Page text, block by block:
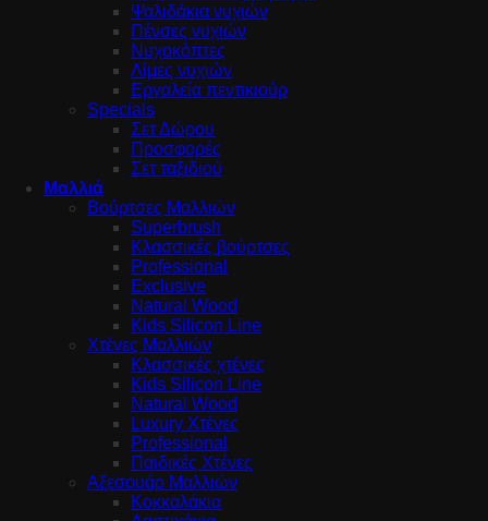
Ψαλιδάκια νυχιών
Πένσες νυχιών
Νυχοκόπτες
Λίμες νυχιών
Εργαλεία πεντικιούρ
Specials
Σετ Δώρου
Προσφορές
Σετ ταξιδιού
Μαλλιά
Βούρτσες Μαλλιών
Superbrush
Κλασσικές βούρτσες
Professional
Exclusive
Natural Wood
Kids Silicon Line
Χτένες Μαλλιών
Κλασσικές χτένες
Kids Silicon Line
Natural Wood
Luxury Χτένες
Professional
Παιδικές Χτένες
Αξεσουάρ Μαλλιών
Κοκκαλάκια